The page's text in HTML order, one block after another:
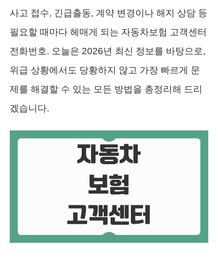
사고 접수, 긴급출동, 계약 변경이나 해지 상담 등
필요할 때마다 헤매게 되는 자동차보험 고객센터
전화번호. 오늘은 2026년 최신 정보를 바탕으로,
위급 상황에서도 당황하지 않고 가장 빠르게 문
제를 해결할 수 있는 모든 방법을 총정리해 드리
겠습니다.